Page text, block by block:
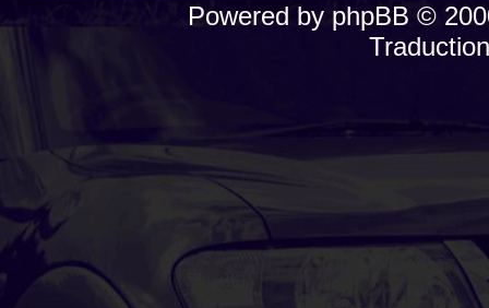
Powered by phpBB ©